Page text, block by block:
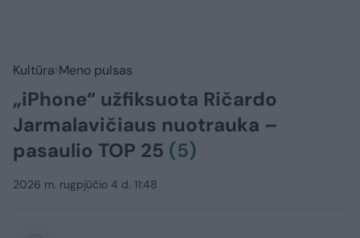
Kultūra Meno pulsas
„iPhone“ užfiksuota Ričardo
Jarmalavičiaus nuotrauka –
pasaulio TOP 25 (5)
2026 m. rugpjūčio 4 d. 11:48